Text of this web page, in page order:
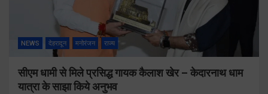
NEWS देहरादून मनोरंजन राज्य
सीएम धामी से मिले प्रसिद्ध गायक कैलाश खेर – केदारनाथ धाम
यात्रा के साझा किये अनुभव